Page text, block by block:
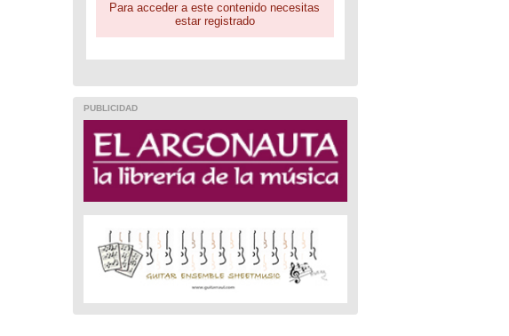
Para acceder a este contenido necesitas
estar registrado
PUBLICIDAD